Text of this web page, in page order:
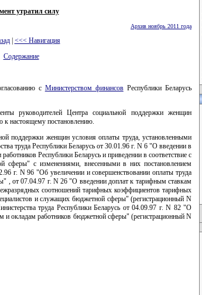
утратил силу
Архив ноябрь 2011 года
| <<< Навигация
Содержание
с Министерством финансовРеспублики Беларусь
руководителей Центра социальной поддержки женщин
к настоящему постановлению.
поддержки женщин условия оплаты труда, установленными
труда Республики Беларусь от 30.01.96 г. N 6 "О введении в
Республики Беларусь и приведении в соответствие с
сферы" с изменениями, внесенными в них постановлением
г. N 96 "Об увеличении и совершенствовании оплаты труда
, от 07.04.97 г. N 26 "О введении доплат к тарифным ставкам
соотношений тарифных коэффициентов тарифных
и служащих бюджетной сферы" (регистрационный N
труда Республики Беларусь от 04.09.97 г. N 82 "О
и окладам работников бюджетной сферы" (регистрационный N